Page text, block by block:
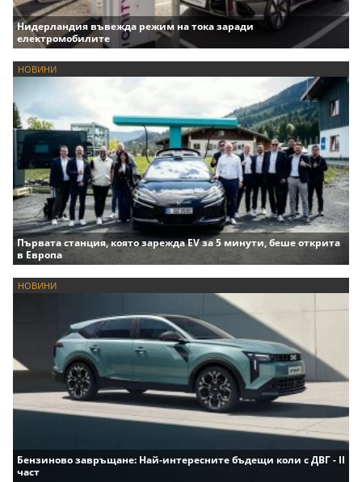
Нидерландия въвежда режим на тока заради
електромобилите
НОВИНИ
Първата станция, която зарежда EV за 5 минути, беше открита
в Европа
НОВИНИ
Бензиново завръщане: Най-интересните бъдещи коли с ДВГ - II
част